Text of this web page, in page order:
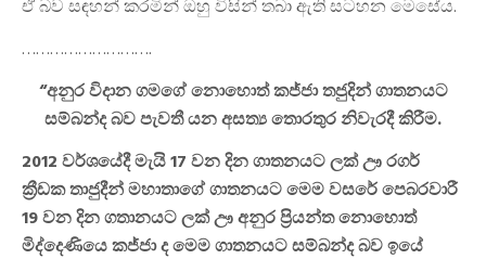
ඒ බව සඳහන් කරමින් ඔහු විසින් තබා ඇති සටහන මෙසේය.
……………………….
“අනුර විදාන ගමගේ නොහොත් කජ්ජා තජුදින් ගාතනයට
සම්බන්ද බව පැවතී යන අසත්‍ය තොරතුර නිවැරදී කිරීම.
2012 වර්ශයේදී මැයි 17 වන දින ගාතනයට ලක් ඌ රගර්
ක්‍රීඩක තාජුදීන් මහාතාගේ ගාතනයට මෙම වසරේ පෙබරවාරී
19 වන දින ගතානයට ලක් ඌ අනුර ප්‍රියන්ත නොහොත්
මිද්දෙණියෙ කජ්ජා ද මෙම ගාතනයට සම්බන්ද බව ඉයේ